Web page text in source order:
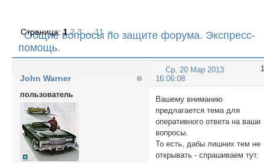
Общие вопросы по защите форума. Экспресс-
помощь.
Страница:1 2 3 … 11 »
1
Ср, 20 Мар 2013
16:06:08
John Warner
пользователь
Вашему вниманию
предлагается тема для
оперативного ответа на ваши
вопросы.
То есть, дабы лишних тем не
открывать - спрашиваем тут.